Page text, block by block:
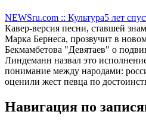
NEWSru.com :: Культура5 лет
Кавер-версия песни, ставшей
Марка Бернеса, прозвучит в
Бекмамбетова "Девятаев" о
Линдеманн назвал это
понимание между народами:
оценили жест певца по
Навигация по